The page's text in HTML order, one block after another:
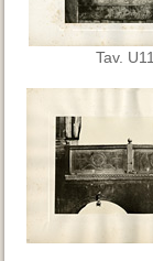
Tav. U11